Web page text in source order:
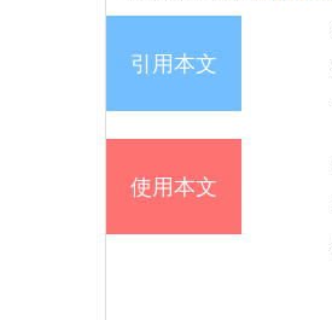
引用本文
使用本文